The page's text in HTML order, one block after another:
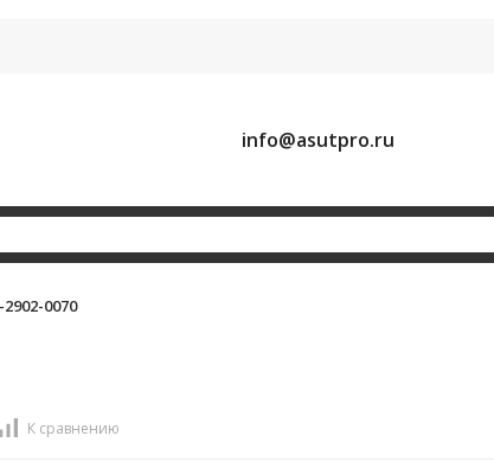
info@asutpro.ru
2902-0070
К сравнению